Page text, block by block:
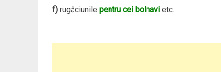
f)rugăciunile pentru cei bolnavietc.